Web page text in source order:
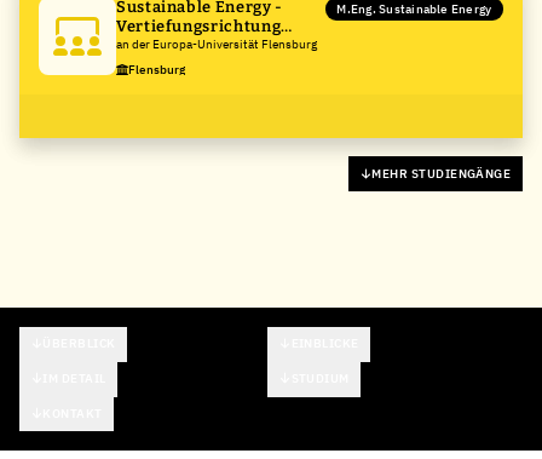
Sustainable Energy -
Vertiefungsrichtung
Development
an der Europa-Universität Flensburg
M.Eng. Sustainable Energy
Flensburg
MEHR STUDIENGÄNGE